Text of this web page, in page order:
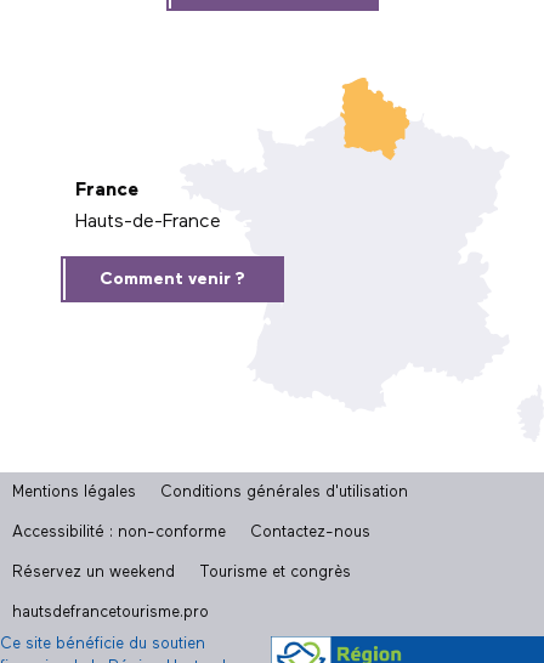
France
Hauts-de-France
Comment venir ?
Mentions légales Conditions générales d'utilisation
Accessibilité : non-conforme Contactez-nous
Réservez un weekend Tourisme et congrès
hautsdefrancetourisme.pro
Ce site bénéficie du soutien